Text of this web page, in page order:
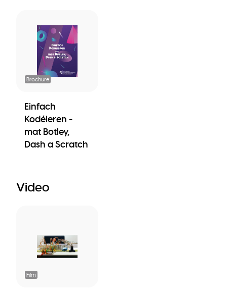
Brochure
Einfach
Kodéieren -
mat Botley,
Dash a Scratch
Video
Film